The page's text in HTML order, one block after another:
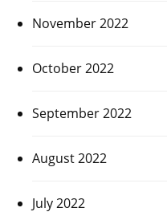
November 2022
October 2022
September 2022
August 2022
July 2022